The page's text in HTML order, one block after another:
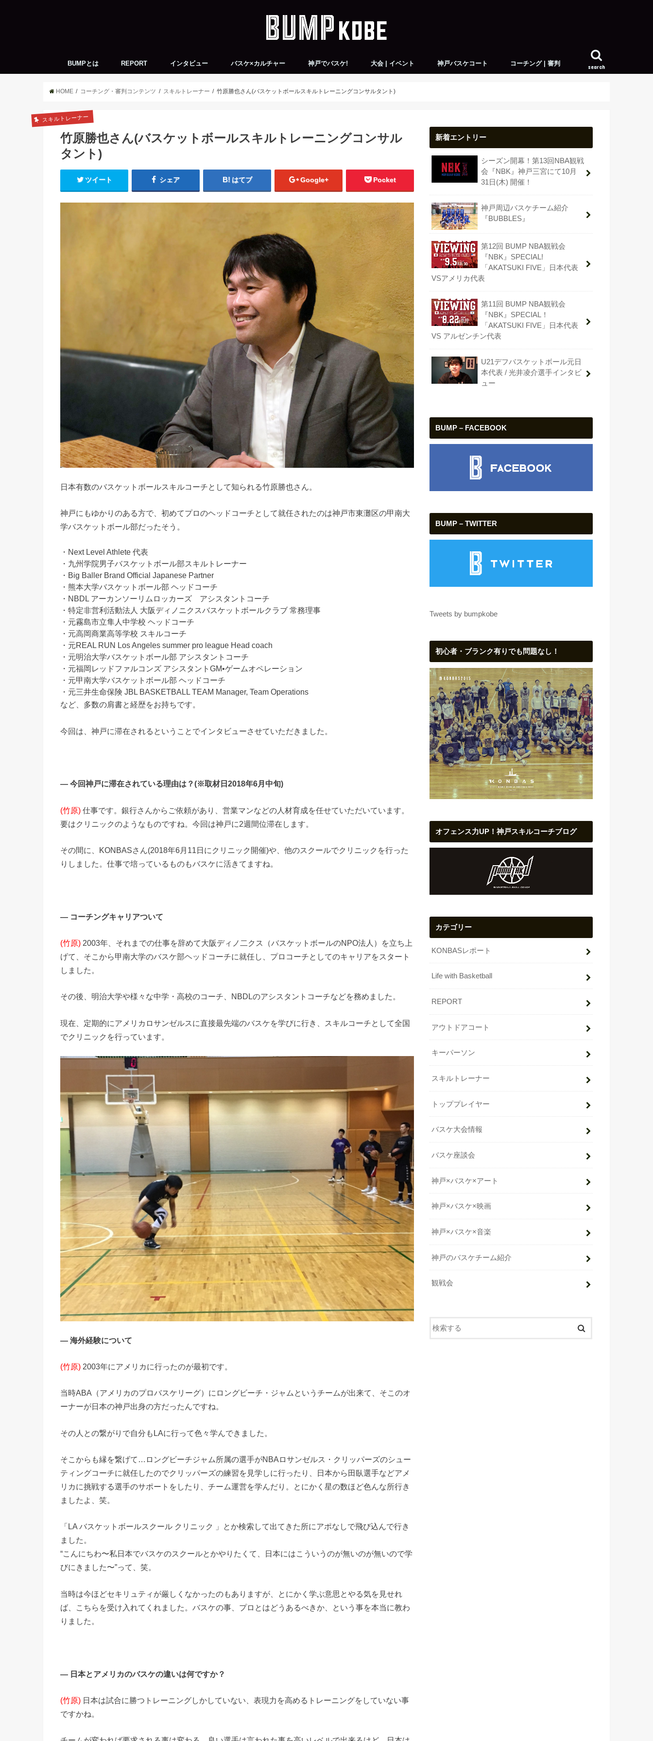
search
BUMPとは REPORT インタビュー バスケ×カルチャー 神戸でバスケ! 大会 | イベント 神戸バスケコート コーチング | 審判
HOME コーチング・審判コンテンツ スキルトレーナー 竹原勝也さん(バスケットボールスキルトレーニングコンサルタント)
スキルトレーナー
竹原勝也さん(バスケットボールスキルトレーニングコンサル
タント)
ツイート シェア はてブ Google+ Pocket
日本有数のバスケットボールスキルコーチとして知られる竹原勝也さん。
神戸にもゆかりのある方で、初めてプロのヘッドコーチとして就任されたのは神戸市東灘区の甲南大
学バスケットボール部だったそう。
・Next Level Athlete 代表
・九州学院男子バスケットボール部スキルトレーナー
・Big Baller Brand Official Japanese Partner
・熊本大学バスケットボール部 ヘッドコーチ
・NBDL アーカンソーリムロッカーズ アシスタントコーチ
・特定非営利活動法人 大阪ディノニクスバスケットボールクラブ 常務理事
・元霧島市立隼人中学校 ヘッドコーチ
・元高岡商業高等学校 スキルコーチ
・元REAL RUN Los Angeles summer pro league Head coach
・元明治大学バスケットボール部 アシスタントコーチ
・元福岡レッドファルコンズ アシスタントGM•ゲームオペレーション
・元甲南大学バスケットボール部 ヘッドコーチ
・元三井生命保険 JBL BASKETBALL TEAM Manager, Team Operations
など、多数の肩書と経歴をお持ちです。
今回は、神戸に滞在されるということでインタビューさせていただきました。
― 今回神戸に滞在されている理由は？(※取材日2018年6月中旬)
(竹原) 仕事です。銀行さんからご依頼があり、営業マンなどの人材育成を任せていただいています。
要はクリニックのようなものですね。今回は神戸に2週間位滞在します。
その間に、KONBASさん(2018年6月11日にクリニック開催)や、他のスクールでクリニックを行った
りしました。仕事で培っているものもバスケに活きてますね。
― コーチングキャリアついて
(竹原) 2003年、それまでの仕事を辞めて大阪ディノ二クス（バスケットボールのNPO法人）を立ち上
げて、そこから甲南大学のバスケ部ヘッドコーチに就任し、プロコーチとしてのキャリアをスタート
しました。
その後、明治大学や様々な中学・高校のコーチ、NBDLのアシスタントコーチなどを務めました。
現在、定期的にアメリカロサンゼルスに直接最先端のバスケを学びに行き、スキルコーチとして全国
でクリニックを行っています。
― 海外経験について
(竹原) 2003年にアメリカに行ったのが最初です。
当時ABA（アメリカのプロバスケリーグ）にロングビーチ・ジャムというチームが出来て、そこのオ
ーナーが日本の神戸出身の方だったんですね。
その人との繋がりで自分もLAに行って色々学んできました。
そこからも縁を繋げて…ロングビーチジャム所属の選手がNBAロサンゼルス・クリッパーズのシュー
ティングコーチに就任したのでクリッパーズの練習を見学しに行ったり、日本から田臥選手などアメ
リカに挑戦する選手のサポートをしたり、チーム運営を学んだり。とにかく星の数ほど色んな所行き
ましたよ、笑。
「LA バスケットボールスクール クリニック 」とか検索して出てきた所にアポなしで飛び込んで行き
ました。
“こんにちわ〜私日本でバスケのスクールとかやりたくて、日本にはこういうのが無いのが無いので学
びにきました〜”って、笑。
当時は今ほどセキリュティが厳しくなかったのもありますが、とにかく学ぶ意思とやる気を見せれ
ば、こちらを受け入れてくれました。バスケの事、プロとはどうあるべきか、という事を本当に教わ
りました。
― 日本とアメリカのバスケの違いは何ですか？
(竹原) 日本は試合に勝つトレーニングしかしていない、表現力を高めるトレーニングをしていない事
ですかね。
新着エントリー
シーズン開幕！第13回NBA観戦
会『NBK』神戸三宮にて10月
31日(木) 開催！
神戸周辺バスケチーム紹介
『BUBBLES』
第12回 BUMP NBA観戦会
『NBK』SPECIAL!
「AKATSUKI FIVE」日本代表
VSアメリカ代表
第11回 BUMP NBA観戦会
『NBK』SPECIAL！
「AKATSUKI FIVE」日本代表
VS アルゼンチン代表
U21デフバスケットボール元日
本代表 / 光井凌介選手インタビ
ュー
BUMP – FACEBOOK
BUMP – TWITTER
Tweets by bumpkobe
初心者・ブランク有りでも問題なし！
オフェンス力UP！神戸スキルコーチブログ
カテゴリー
KONBASレポート
Life with Basketball
REPORT
アウトドアコート
キーパーソン
スキルトレーナー
トッププレイヤー
バスケ大会情報
バスケ座談会
神戸×バスケ×アート
神戸×バスケ×映画
神戸×バスケ×音楽
神戸のバスケチーム紹介
観戦会